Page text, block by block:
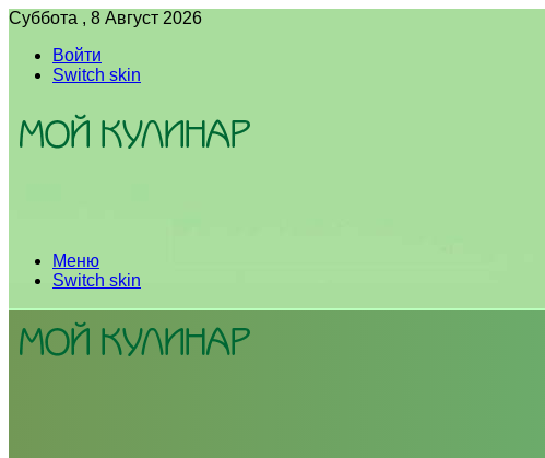
Суббота , 8 Август 2026
Войти
Switch skin
Меню
Switch skin